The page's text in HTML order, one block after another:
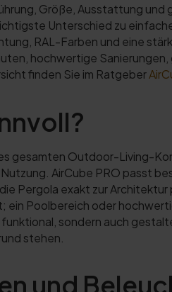
Größe, Ausstattung
Unterschied zu
RAL-Farben und eine
hochwertige
finden Sie im Ratgeber
gesamten Outdoor-Living-
AirCube PRO passt
Pergola exakt zur
Poolbereich oder
sondern auch
stehen.
und